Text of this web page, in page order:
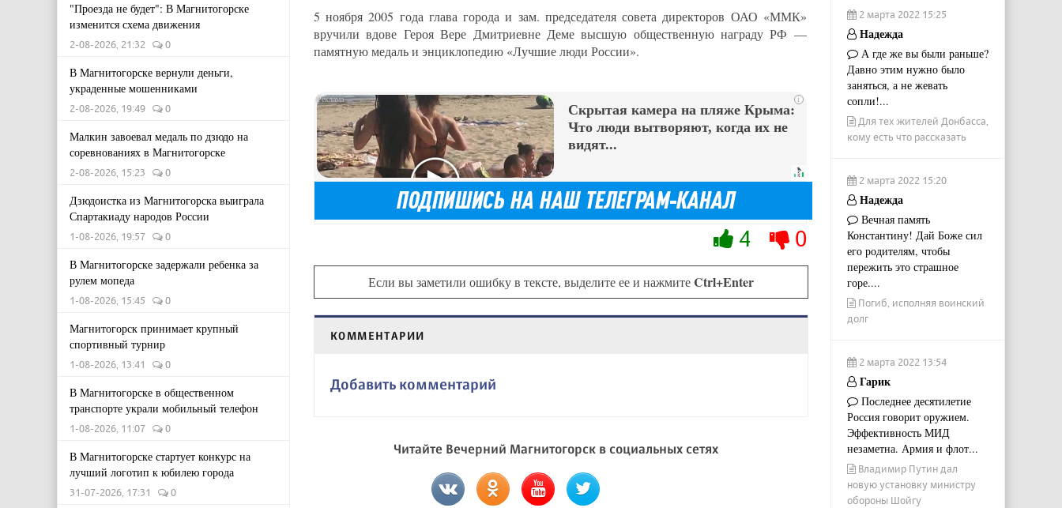
"Проезда не будет": В Магнитогорске
изменится схема движения
2-08-2026, 21:32 0
В Магнитогорске вернули деньги,
украденные мошенниками
2-08-2026, 19:49 0
Малкин завоевал медаль по дзюдо на
соревнованиях в Магнитогорске
2-08-2026, 15:23 0
Дзюдоистка из Магнитогорска выиграла
Спартакиаду народов России
1-08-2026, 19:57 0
В Магнитогорске задержали ребенка за
рулем мопеда
1-08-2026, 15:45 0
Магнитогорск принимает крупный
спортивный турнир
1-08-2026, 13:41 0
В Магнитогорске в общественном
транспорте украли мобильный телефон
1-08-2026, 11:07 0
В Магнитогорске стартует конкурс на
лучший логотип к юбилею города
31-07-2026, 17:31 0
5 ноября 2005 года глава города и зам. председателя совета директоров ОАО «ММК»
вручили вдове Героя Вере Дмитриевне Деме высшую общественную награду РФ —
памятную медаль и энциклопедию «Лучшие люди России».
i
Скрытая камера на пляже Крыма:
Что люди вытворяют, когда их не
видят...
4 0
Если вы заметили ошибку в тексте, выделите ее и нажмитеCtrl+Enter
КОММЕНТАРИИ
Добавить комментарий
Читайте Вечерний Магнитогорск в социальных сетях
2 марта 2022 15:25
Надежда
А где же вы были раньше?
Давно этим нужно было
заняться, а не жевать
сопли!...
Для тех жителей Донбасса,
кому есть что рассказать
2 марта 2022 15:20
Надежда
Вечная память
Константину! Дай Боже сил
его родителям, чтобы
пережить это страшное
горе....
Погиб, исполняя воинский
долг
2 марта 2022 13:54
Гарик
Последнее десятилетие
Россия говорит оружием.
Эффективность МИД
незаметна. Армия и флот...
Владимир Путин дал
новую установку министру
обороны Шойгу